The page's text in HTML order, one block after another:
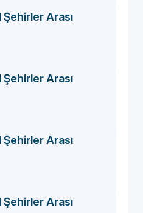
Arası
Arası
Arası
Arası